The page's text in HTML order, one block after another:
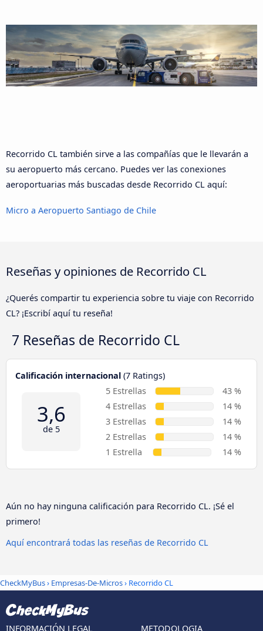
Recorrido CL también sirve a las compañías que le llevarán a
su aeropuerto más cercano. Puedes ver las conexiones
aeroportuarias más buscadas desde Recorrido CL aquí:
Micro a Aeropuerto Santiago de Chile
Reseñas y opiniones de Recorrido CL
¿Querés compartir tu experiencia sobre tu viaje con Recorrido
CL? ¡Escribí aquí tu reseña!
7 Reseñas de Recorrido CL
Calificación internacional (7 Ratings)
3,6
de 5
5 Estrellas
43 %
4 Estrellas
14 %
3 Estrellas
14 %
2 Estrellas
14 %
1 Estrella
14 %
Aún no hay ninguna calificación para Recorrido CL. ¡Sé el
primero!
Aquí encontrará todas las reseñas de Recorrido CL
CheckMyBus› Empresas-De-Micros› Recorrido CL
INFORMACIÓN LEGAL METODOLOGIA